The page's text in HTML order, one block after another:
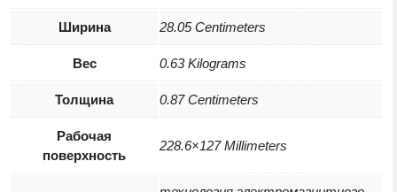
Ширина 28.05 Centimeters
Вес 0.63 Kilograms
Толщина 0.87 Centimeters
Рабочая
поверхность
228.6×127 Millimeters